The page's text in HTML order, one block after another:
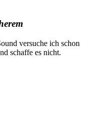
versuche ich schon
schaffe es nicht.